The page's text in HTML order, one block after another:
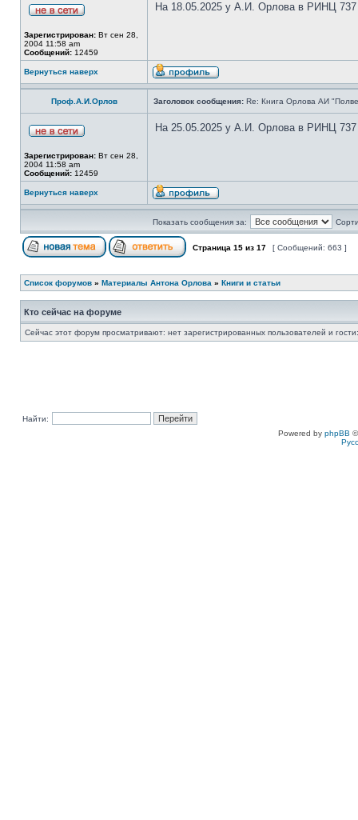
Зарегистрирован: Вт сен 28,
2004 11:58 am
Сообщений: 12459
На 18.05.2025 у А.И. Орлова в РИНЦ 737
Вернуться наверх
Проф.А.И.Орлов Заголовок сообщения: Re: Книга Орлова АИ
Зарегистрирован: Вт сен 28,
2004 11:58 am
Сообщений: 12459
На 25.05.2025 у А.И. Орлова в РИНЦ 737
Вернуться наверх
Показать сообщения за:
Страница 15 из 17 [ Сообщений: 663 ]
Список форумов » Материалы Антона Орлова » Книги и статьи
Кто сейчас на форуме
Сейчас этот форум просматривают: нет зарегистрированных пользователей и
Найти:
Powered by phpBB